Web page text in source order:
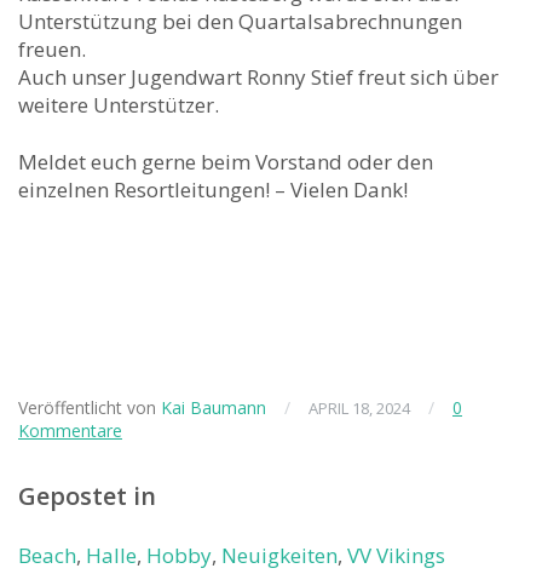
Unterstützung bei den Quartalsabrechnungen
freuen.
Auch unser Jugendwart Ronny Stief freut sich über
weitere Unterstützer.
Meldet euch gerne beim Vorstand oder den
einzelnen Resortleitungen! – Vielen Dank!
Veröffentlicht von Kai Baumann / APRIL 18, 2024 /
0
Kommentare
Gepostet in
Beach, Halle, Hobby, Neuigkeiten, VV Vikings